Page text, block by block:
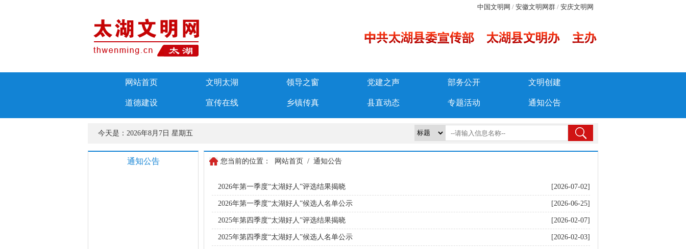
中国文明网 / 安徽文明网群 / 安庆文明网
网站首页 文明太湖 领导之窗 党建之声 部务公开 文明创建
道德建设 宣传在线 乡镇传真 县直动态 专题活动 通知公告
今天是： 2026年8月7日 星期五
通知公告 您当前的位置： 网站首页 / 通知公告
[2026-07-02]
2026年第一季度“太湖好人”评选结果揭晓
[2026-06-25]
2026年第一季度“太湖好人”候选人名单公示
[2026-02-07]
2025年第四季度“太湖好人”评选结果揭晓
[2026-02-03]
2025年第四季度“太湖好人”候选人名单公示